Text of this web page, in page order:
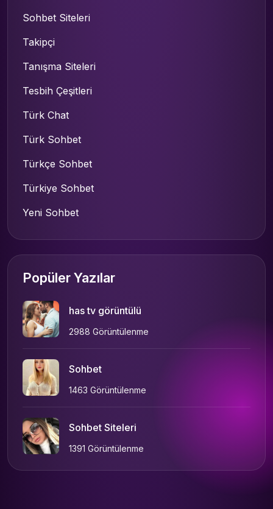
Sohbet Siteleri
Takipçi
Tanışma Siteleri
Tesbih Çeşitleri
Türk Chat
Türk Sohbet
Türkçe Sohbet
Türkiye Sohbet
Yeni Sohbet
Popüler Yazılar
has tv görüntülü
2988 Görüntülenme
Sohbet
1463 Görüntülenme
Sohbet Siteleri
1391 Görüntülenme